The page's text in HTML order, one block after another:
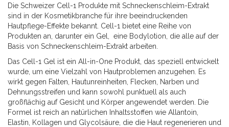
Die Schweizer Cell-1 Produkte mit Schneckenschleim-Extrakt
sind in der Kosmetikbranche für ihre beeindruckenden
Hautpflege-Effekte bekannt. Cell-1 bietet eine Reihe von
Produkten an, darunter ein Gel, eine Bodylotion, die alle auf der
Basis von Schneckenschleim-Extrakt arbeiten.
Das Cell-1 Gel ist ein All-in-One Produkt, das speziell entwickelt
wurde, um eine Vielzahl von Hautproblemen anzugehen. Es
wirkt gegen Falten, Hautunreinheiten, Flecken, Narben und
Dehnungsstreifen und kann sowohl punktuell als auch
großflächig auf Gesicht und Körper angewendet werden. Die
Formel ist reich an natürlichen Inhaltsstoffen wie Allantoin,
Elastin, Kollagen und Glycolsäure, die die Haut regenerieren und